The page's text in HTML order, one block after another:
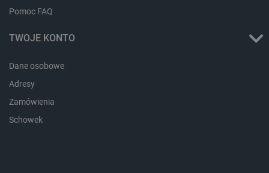
Pomoc FAQ
TWOJE KONTO
Dane osobowe
Adresy
Zamówienia
Schowek